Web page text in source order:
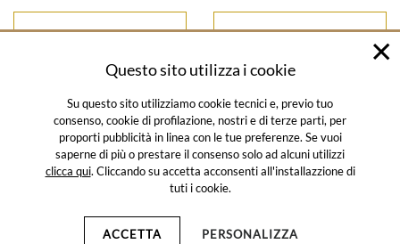
© SALUMIFICIO SANTORO 2026
HOME CATALOGUE SALES CONDITIONS PRIVACY POLICY
NEWSLETTER POLICY COOKIE POLICY
INFORMATION
Questo sito utilizza i cookie
Su questo sito utilizziamo cookie tecnici e, previo tuo
consenso, cookie di profilazione, nostri e di terze parti, per
proporti pubblicità in linea con le tue preferenze. Se vuoi
saperne di più o prestare il consenso solo ad alcuni utilizzi
clicca qui. Cliccando su accetta acconsenti all'installazzione di
tuti i cookie.
ACCETTA PERSONALIZZA